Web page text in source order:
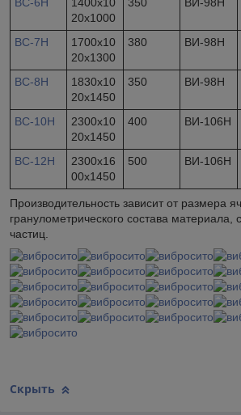
20х1000
ВС-7Н
1700х10
20х1300
380 ВИ-98Н
ВС-8Н
1830х10
20х1450
350 ВИ-98Н
ВС-10Н
2300х10
20х1450
400 ВИ-106Н
ВС-12Н
2300х16
00х1450
500 ВИ-106Н
Производительность зависит от размера
гранулометрического состава
частиц.
Скрыть